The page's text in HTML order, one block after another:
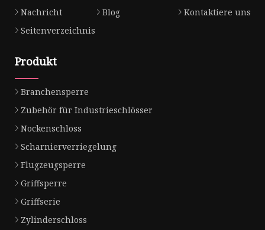
Nachricht
Blog
Kontaktiere uns
Seitenverzeichnis
Produkt
Branchensperre
Zubehör für Industrieschlösser
Nockenschloss
Scharnierverriegelung
Flugzeugsperre
Griffsperre
Griffserie
Zylinderschloss